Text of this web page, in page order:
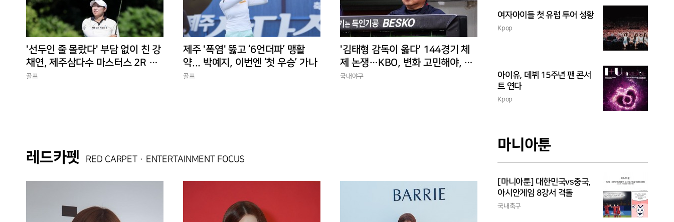
'선두인 줄 몰랐다' 부담 없이 친 강
채연, 제주삼다수 마스터스 2R 단
독 선두
골프
제주 '폭염' 뚫고 ‘6언더파’ 맹활
약... 박예지, 이번엔 ‘첫 우승’ 가나
골프
'김태형 감독이 옳다' 144경기 체
제 논쟁…KBO, 변화 고민해야, 환
경에 맞는 경기 수가 바람직
국내야구
레드카펫 RED CARPET · ENTERTAINMENT FOCUS
여자아이들 첫 유럽 투어 성황
Kpop
아이유, 데뷔 15주년 팬 콘서
트 연다
Kpop
마니아툰
[마니아툰] 대한민국vs중국,
아시안게임 8강서 격돌
국내축구